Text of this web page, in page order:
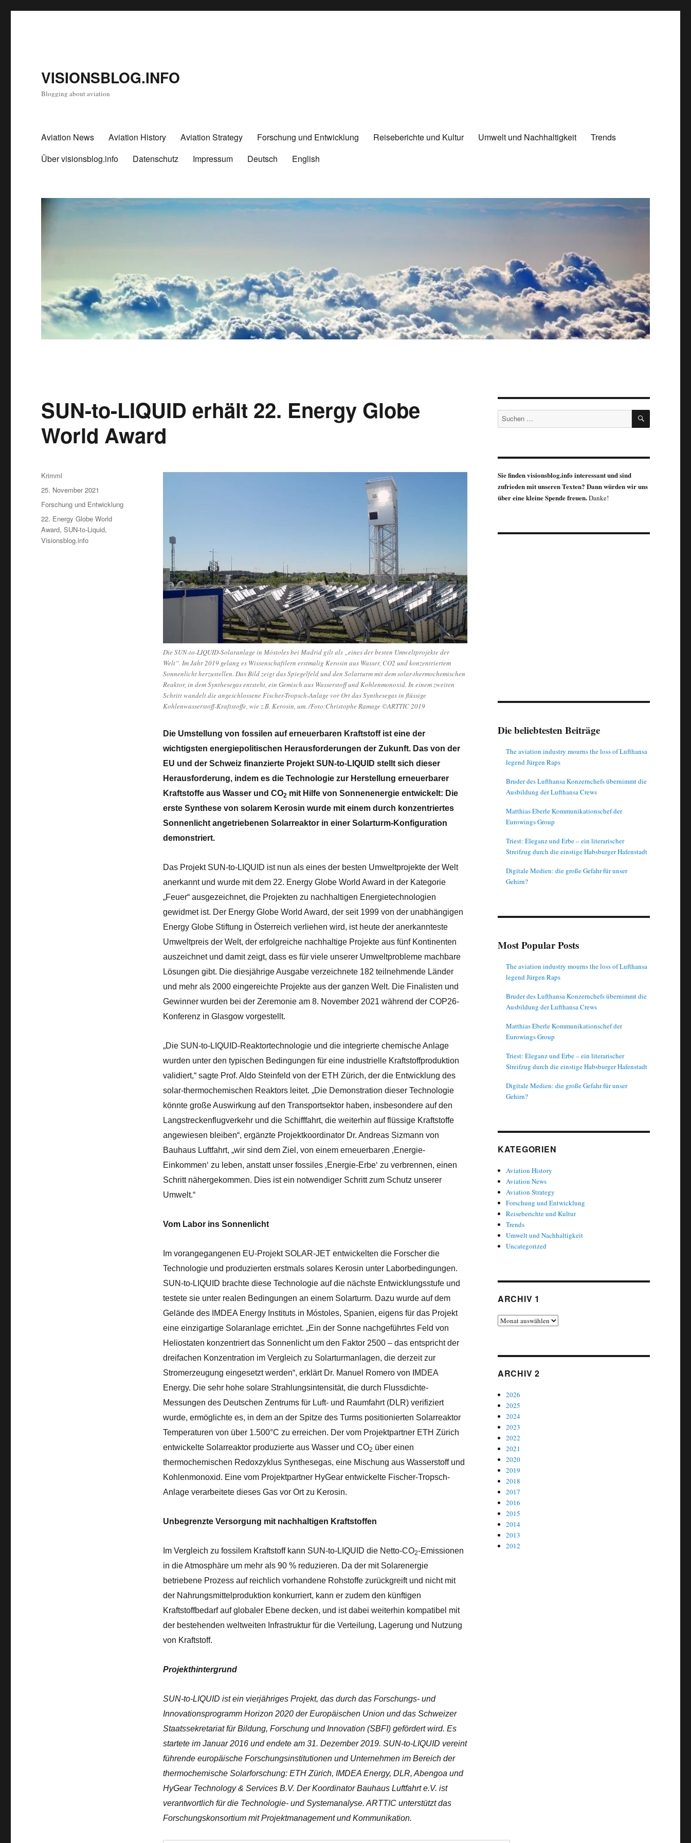
VISIONSBLOG.INFO
Blogging about aviation
Aviation News Aviation History Aviation Strategy Forschung und Entwicklung Reiseberichte und Kultur Umwelt und Nachhaltigkeit
Trends
Über visionsblog.info
Datenschutz Impressum Deutsch English
SUN-to-LIQUID erhält 22. Energy Globe
World Award
Die SUN-to-LIQUID-Solaranlage in Móstoles bei Madrid gilt als „eines der besten Umweltprojekte der
Welt“. Im Jahr 2019 gelang es Wissenschaftlern erstmalig Kerosin aus Wasser, CO2 und konzentriertem
Sonnenlicht herzustellen. Das Bild zeigt das Spiegelfeld und den Solarturm mit dem solar-thermochemischen
Reaktor, in dem Synthesegas entsteht, ein Gemisch aus Wasserstoff und Kohlenmonoxid. In einem zweiten
Schritt wandelt die angeschlossene Fischer-Tropsch-Anlage vor Ort das Synthesegas in flüssige
Kohlenwasserstoff-Kraftstoffe, wie z.B. Kerosin, um. /Foto:Christophe Ramage ©ARTTIC 2019
Die Umstellung von fossilen auf erneuerbaren Kraftstoff ist eine der
wichtigsten energiepolitischen Herausforderungen der Zukunft. Das von der
EU und der Schweiz finanzierte Projekt SUN-to-LIQUID stellt sich dieser
Herausforderung, indem es die Technologie zur Herstellung erneuerbarer
Kraftstoffe aus Wasser und CO2 mit Hilfe von Sonnenenergie entwickelt: Die
erste Synthese von solarem Kerosin wurde mit einem durch konzentriertes
Sonnenlicht angetriebenen Solarreaktor in einer Solarturm-Konfiguration
demonstriert.
Das Projekt SUN-to-LIQUID ist nun als eines der besten Umweltprojekte der Welt
anerkannt und wurde mit dem 22. Energy Globe World Award in der Kategorie
„Feuer“ ausgezeichnet, die Projekten zu nachhaltigen Energietechnologien
gewidmet ist. Der Energy Globe World Award, der seit 1999 von der unabhängigen
Energy Globe Stiftung in Österreich verliehen wird, ist heute der anerkannteste
Umweltpreis der Welt, der erfolgreiche nachhaltige Projekte aus fünf Kontinenten
auszeichnet und damit zeigt, dass es für viele unserer Umweltprobleme machbare
Lösungen gibt. Die diesjährige Ausgabe verzeichnete 182 teilnehmende Länder
und mehr als 2000 eingereichte Projekte aus der ganzen Welt. Die Finalisten und
Gewinner wurden bei der Zeremonie am 8. November 2021 während der COP26-
Konferenz in Glasgow vorgestellt.
„Die SUN-to-LIQUID-Reaktortechnologie und die integrierte chemische Anlage
wurden unter den typischen Bedingungen für eine industrielle Kraftstoffproduktion
validiert,“ sagte Prof. Aldo Steinfeld von der ETH Zürich, der die Entwicklung des
solar-thermochemischen Reaktors leitet. „Die Demonstration dieser Technologie
könnte große Auswirkung auf den Transportsektor haben, insbesondere auf den
Langstreckenflugverkehr und die Schifffahrt, die weiterhin auf flüssige Kraftstoffe
angewiesen bleiben“, ergänzte Projektkoordinator Dr. Andreas Sizmann von
Bauhaus Luftfahrt, „wir sind dem Ziel, von einem erneuerbaren ‚Energie-
Einkommen‘ zu leben, anstatt unser fossiles ‚Energie-Erbe‘ zu verbrennen, einen
Schritt nähergekommen. Dies ist ein notwendiger Schritt zum Schutz unserer
Umwelt.“
Vom Labor ins Sonnenlicht
Im vorangegangenen EU-Projekt SOLAR-JET entwickelten die Forscher die
Technologie und produzierten erstmals solares Kerosin unter Laborbedingungen.
SUN-to-LIQUID brachte diese Technologie auf die nächste Entwicklungsstufe und
testete sie unter realen Bedingungen an einem Solarturm. Dazu wurde auf dem
Gelände des IMDEA Energy Instituts in Móstoles, Spanien, eigens für das Projekt
eine einzigartige Solaranlage errichtet. „Ein der Sonne nachgeführtes Feld von
Heliostaten konzentriert das Sonnenlicht um den Faktor 2500 – das entspricht der
dreifachen Konzentration im Vergleich zu Solarturmanlagen, die derzeit zur
Stromerzeugung eingesetzt werden“, erklärt Dr. Manuel Romero von IMDEA
Energy. Die sehr hohe solare Strahlungsintensität, die durch Flussdichte-
Messungen des Deutschen Zentrums für Luft- und Raumfahrt (DLR) verifiziert
wurde, ermöglichte es, in dem an der Spitze des Turms positionierten Solarreaktor
Temperaturen von über 1.500°C zu erreichen. Der vom Projektpartner ETH Zürich
entwickelte Solarreaktor produzierte aus Wasser und CO2 über einen
thermochemischen Redoxzyklus Synthesegas, eine Mischung aus Wasserstoff und
Kohlenmonoxid. Eine vom Projektpartner HyGear entwickelte Fischer-Tropsch-
Anlage verarbeitete dieses Gas vor Ort zu Kerosin.
Unbegrenzte Versorgung mit nachhaltigen Kraftstoffen
Im Vergleich zu fossilem Kraftstoff kann SUN-to-LIQUID die Netto-CO2-Emissionen
in die Atmosphäre um mehr als 90 % reduzieren. Da der mit Solarenergie
betriebene Prozess auf reichlich vorhandene Rohstoffe zurückgreift und nicht mit
der Nahrungsmittelproduktion konkurriert, kann er zudem den künftigen
Kraftstoffbedarf auf globaler Ebene decken, und ist dabei weiterhin kompatibel mit
der bestehenden weltweiten Infrastruktur für die Verteilung, Lagerung und Nutzung
von Kraftstoff.
Projekthintergrund
SUN-to-LIQUID ist ein vierjähriges Projekt, das durch das Forschungs- und
Innovationsprogramm Horizon 2020 der Europäischen Union und das Schweizer
Staatssekretariat für Bildung, Forschung und Innovation (SBFI) gefördert wird. Es
startete im Januar 2016 und endete am 31. Dezember 2019. SUN-to-LIQUID vereint
führende europäische Forschungsinstitutionen und Unternehmen im Bereich der
thermochemische Solarforschung: ETH Zürich, IMDEA Energy, DLR, Abengoa und
HyGear Technology & Services B.V. Der Koordinator Bauhaus Luftfahrt e.V. ist
verantwortlich für die Technologie- und Systemanalyse. ARTTIC unterstützt das
Forschungskonsortium mit Projektmanagement und Kommunikation.
Autor
Krimml
Veröffentlicht
am
25. November 2021
Kategorien
Forschung und Entwicklung
Schlagwörter
22. Energy Globe World
Award,SUN-to-Liquid,
Visionsblog.info
Suche
nach:
SUCHEN
Sie finden visionsblog.info interessant und sind
zufrieden mit unseren Texten? Dann würden wir uns
über eine kleine Spende freuen.Danke!
Die beliebtesten Beiträge
The aviation industry mourns the loss of Lufthansa
legend Jürgen Raps
Bruder des Lufthansa Konzernchefs übernimmt die
Ausbildung der Lufthansa Crews
Matthias Eberle Kommunikationschef der
Eurowings Group
Triest: Eleganz und Erbe – ein literarischer
Streifzug durch die einstige Habsburger Hafenstadt
Digitale Medien: die große Gefahr für unser
Gehirn?
Most Popular Posts
The aviation industry mourns the loss of Lufthansa
legend Jürgen Raps
Bruder des Lufthansa Konzernchefs übernimmt die
Ausbildung der Lufthansa Crews
Matthias Eberle Kommunikationschef der
Eurowings Group
Triest: Eleganz und Erbe – ein literarischer
Streifzug durch die einstige Habsburger Hafenstadt
Digitale Medien: die große Gefahr für unser
Gehirn?
KATEGORIEN
Aviation History
Aviation News
Aviation Strategy
Forschung und Entwicklung
Reiseberichte und Kultur
Trends
Umwelt und Nachhaltigkeit
Uncategorized
ARCHIV 1
Archiv
ARCHIV 2
2026
2025
2024
2023
2022
2021
2020
2019
2018
2017
2016
2015
2014
2013
2012